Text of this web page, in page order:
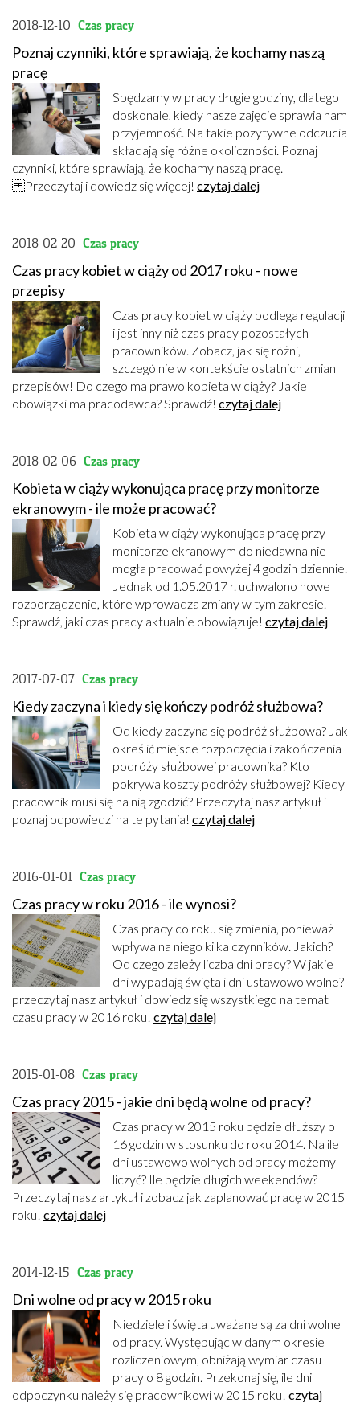
2018-12-10 Czas pracy
Poznaj czynniki, które sprawiają, że kochamy naszą
pracę
Spędzamy w pracy długie godziny, dlatego
doskonale, kiedy nasze zajęcie sprawia nam
przyjemność. Na takie pozytywne odczucia
składają się różne okoliczności. Poznaj
czynniki, które sprawiają, że kochamy naszą pracę.
Przeczytaj i dowiedz się więcej! czytaj dalej
2018-02-20 Czas pracy
Czas pracy kobiet w ciąży od 2017 roku - nowe
przepisy
Czas pracy kobiet w ciąży podlega regulacji
i jest inny niż czas pracy pozostałych
pracowników. Zobacz, jak się różni,
szczególnie w kontekście ostatnich zmian
przepisów! Do czego ma prawo kobieta w ciąży? Jakie
obowiązki ma pracodawca? Sprawdź! czytaj dalej
2018-02-06 Czas pracy
Kobieta w ciąży wykonująca pracę przy monitorze
ekranowym - ile może pracować?
Kobieta w ciąży wykonująca pracę przy
monitorze ekranowym do niedawna nie
mogła pracować powyżej 4 godzin dziennie.
Jednak od 1.05.2017 r. uchwalono nowe
rozporządzenie, które wprowadza zmiany w tym zakresie.
Sprawdź, jaki czas pracy aktualnie obowiązuje! czytaj dalej
2017-07-07 Czas pracy
Kiedy zaczyna i kiedy się kończy podróż służbowa?
Od kiedy zaczyna się podróż służbowa? Jak
określić miejsce rozpoczęcia i zakończenia
podróży służbowej pracownika? Kto
pokrywa koszty podróży służbowej? Kiedy
pracownik musi się na nią zgodzić? Przeczytaj nasz artykuł i
poznaj odpowiedzi na te pytania! czytaj dalej
2016-01-01 Czas pracy
Czas pracy w roku 2016 - ile wynosi?
Czas pracy co roku się zmienia, ponieważ
wpływa na niego kilka czynników. Jakich?
Od czego zależy liczba dni pracy? W jakie
dni wypadają święta i dni ustawowo wolne?
przeczytaj nasz artykuł i dowiedz się wszystkiego na temat
czasu pracy w 2016 roku! czytaj dalej
2015-01-08 Czas pracy
Czas pracy 2015 - jakie dni będą wolne od pracy?
Czas pracy w 2015 roku będzie dłuższy o
16 godzin w stosunku do roku 2014. Na ile
dni ustawowo wolnych od pracy możemy
liczyć? Ile będzie długich weekendów?
Przeczytaj nasz artykuł i zobacz jak zaplanować pracę w 2015
roku! czytaj dalej
2014-12-15 Czas pracy
Dni wolne od pracy w 2015 roku
Niedziele i święta uważane są za dni wolne
od pracy. Występując w danym okresie
rozliczeniowym, obniżają wymiar czasu
pracy o 8 godzin. Przekonaj się, ile dni
odpoczynku należy się pracownikowi w 2015 roku! czytaj